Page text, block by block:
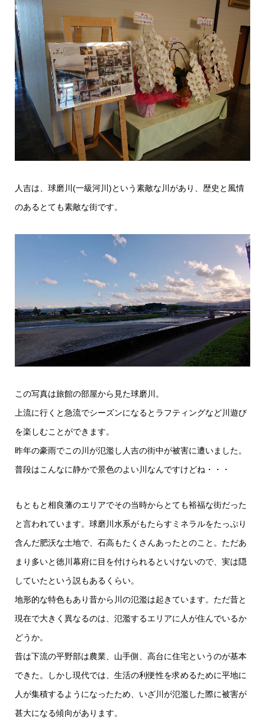
人吉は、球磨川(一級河川)という素敵な川があり、歴史と風情
のあるとても素敵な街です。
この写真は旅館の部屋から見た球磨川。
上流に行くと急流でシーズンになるとラフティングなど川遊び
を楽しむことができます。
昨年の豪雨でこの川が氾濫し人吉の街中が被害に遭いました。
普段はこんなに静かで景色のよい川なんですけどね・・・
もともと相良藩のエリアでその当時からとても裕福な街だった
と言われています。球磨川水系がもたらすミネラルをたっぷり
含んだ肥沃な土地で、石高もたくさんあったとのこと。ただあ
まり多いと徳川幕府に目を付けられるといけないので、実は隠
していたという説もあるくらい。
地形的な特色もあり昔から川の氾濫は起きています。ただ昔と
現在で大きく異なるのは、氾濫するエリアに人が住んでいるか
どうか。
昔は下流の平野部は農業、山手側、高台に住宅というのが基本
できた。しかし現代では、生活の利便性を求めるために平地に
人が集積するようになったため、いざ川が氾濫した際に被害が
甚大になる傾向があります。